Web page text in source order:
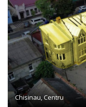
Chisinau, Centru